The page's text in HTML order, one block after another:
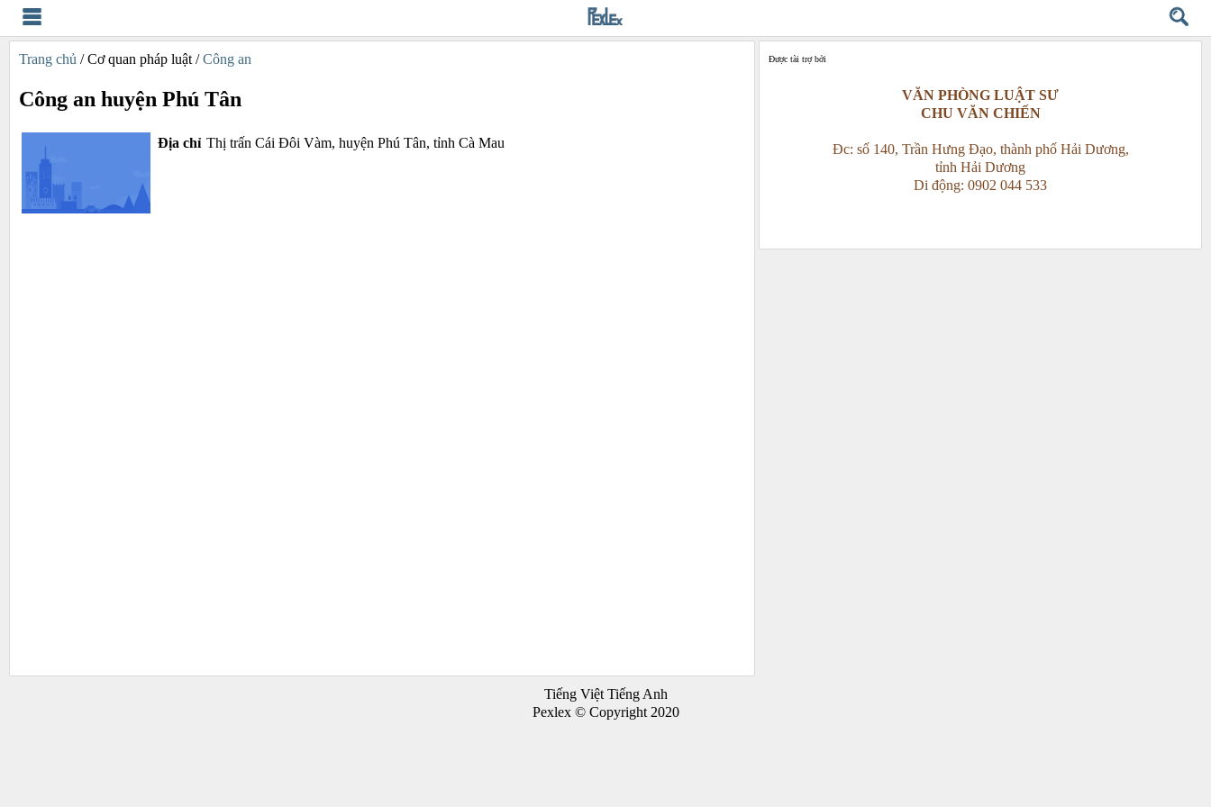
Trang chủ / Cơ quan pháp luật /Công an
Công an huyện Phú Tân
Địa chỉ Thị trấn Cái Đôi Vàm, huyện Phú Tân, tỉnh Cà Mau
Được tài trợ bởi
VĂN PHÒNG LUẬT SƯ
CHU VĂN CHIẾN
Đc: số 140, Trần Hưng Đạo, thành phố Hải Dương,
tỉnh Hải Dương
Di động: 0902 044 533
Tiếng Việt Tiếng Anh
Pexlex © Copyright 2020